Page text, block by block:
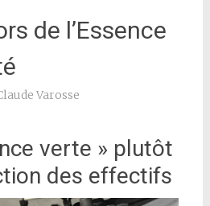
de l’Essence
Varosse
verte » plutôt
des effectifs